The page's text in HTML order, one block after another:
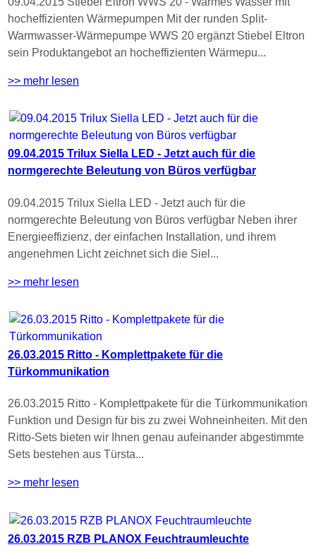
hocheffizienten Wärmepumpen Mit der runden Split-
Warmwasser-Wärmepumpe WWS 20 ergänzt Stiebel Eltron
sein Produktangebot an hocheffizienten Wärmepu...
>> mehr lesen
09.04.2015 Trilux Siella LED - Jetzt auch für die
normgerechte Beleutung von Büros verfügbar
09.04.2015 Trilux Siella LED - Jetzt auch für die
normgerechte Beleutung von Büros verfügbar Neben ihrer
Energieeffizienz, der einfachen Installation, und ihrem
angenehmen Licht zeichnet sich die Siel...
>> mehr lesen
26.03.2015 Ritto - Komplettpakete für die
Türkommunikation
26.03.2015 Ritto - Komplettpakete für die Türkommunikation
Funktion und Design für bis zu zwei Wohneinheiten. Mit den
Ritto-Sets bieten wir Ihnen genau aufeinander abgestimmte
Sets bestehen aus Türsta...
>> mehr lesen
26.03.2015 RZB PLANOX Feuchtraumleuchte